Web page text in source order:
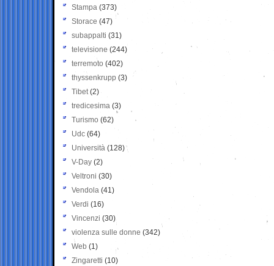
Stampa (373)
Storace (47)
subappalti (31)
televisione(244)
terremoto (402)
thyssenkrupp (3)
Tibet(2)
tredicesima (3)
Turismo (62)
Udc (64)
Università (128)
V-Day (2)
Veltroni (30)
Vendola (41)
Verdi (16)
Vincenzi (30)
violenza sulle donne (342)
Web (1)
Zingaretti (10)